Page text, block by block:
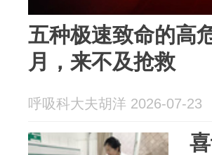
五种极速致命的高
月，来不及抢救
呼吸科大夫胡洋 2026-07-23